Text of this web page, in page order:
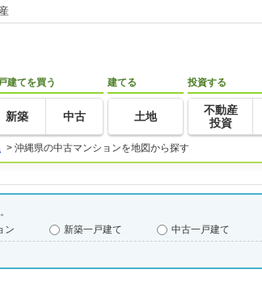
建てを買う
新築 中古
建てる
土地
投資する
不動産
投資
> 沖縄県の中古マンションを地図から探す
ン 新築一戸建て 中古一戸建て